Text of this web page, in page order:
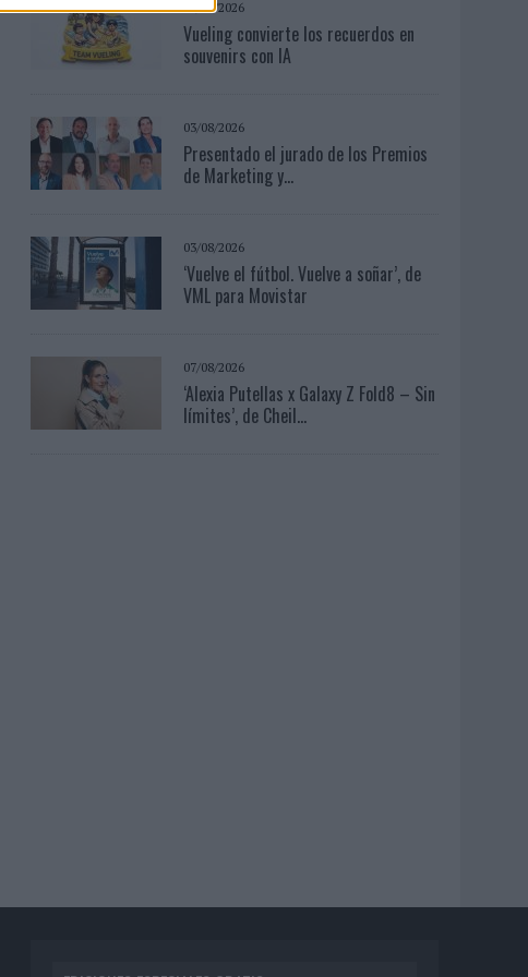
07/08/2026
Vueling convierte los recuerdos en
souvenirs con IA
03/08/2026
Presentado el jurado de los Premios
de Marketing y...
03/08/2026
‘Vuelve el fútbol. Vuelve a soñar’, de
VML para Movistar
07/08/2026
‘Alexia Putellas x Galaxy Z Fold8 – Sin
límites’, de Cheil...